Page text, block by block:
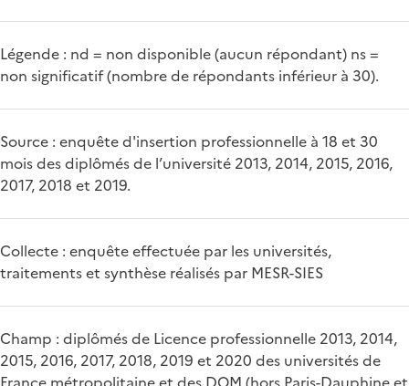
Légende : nd = non disponible (aucun répondant) ns =
non significatif (nombre de répondants inférieur à 30).
Source : enquête d'insertion professionnelle à 18 et 30
mois des diplômés de l’université 2013, 2014, 2015, 2016,
2017, 2018 et 2019.
Collecte : enquête effectuée par les universités,
traitements et synthèse réalisés par MESR-SIES
Champ : diplômés de Licence professionnelle 2013, 2014,
2015, 2016, 2017, 2018, 2019 et 2020 des universités de